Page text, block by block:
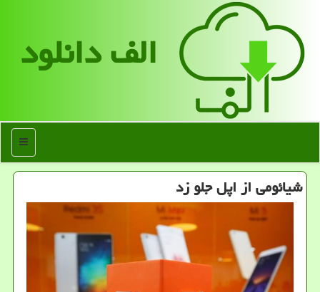
الف دانلود
منو
شیائومی از اپل جلو زد